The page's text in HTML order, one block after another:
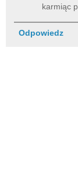
karmiąc
Odpowiedz